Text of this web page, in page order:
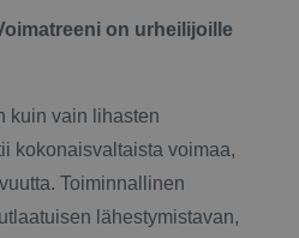
on urheilijoille
kuin vain lihasten
kokonaisvaltaista voimaa,
Toiminnallinen
lähestymistavan,